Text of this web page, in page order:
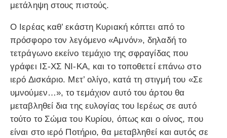
μετάληψη στους πιστούς.
Ο Ιερέας καθ’ εκάστη Κυριακή κόπτει από το
πρόσφορο τον λεγόμενο «Αμνόν», δηλαδή το
τετράγωνο εκείνο τεμάχιο της σφραγίδας που
γράφει ΙΣ-ΧΣ ΝΙ-ΚΑ, και το τοποθετεί επάνω στο
ιερό Δισκάριο. Μετ’ ολίγο, κατά τη στιγμή του «Σε
υμνούμεν…», το τεμάχιον αυτό του άρτου θα
μεταβληθεί δια της ευλογίας του Ιερέως σε αυτό
τούτο το Σώμα του Κυρίου, όπως και ο οίνος, που
είναι στο ιερό Ποτήριο, θα μεταβληθεί και αυτός σε